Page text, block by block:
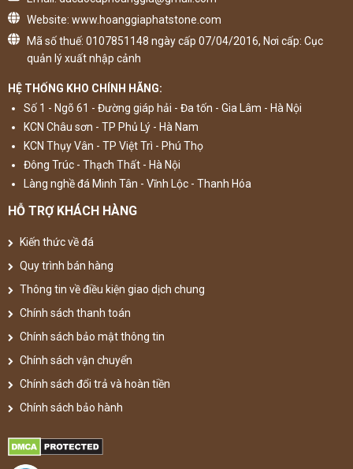
Website: www.hoanggiaphatstone.com
Mã số thuế: 0107851148 ngày cấp 07/04/2016, Nơi cấp: Cục
quản lý xuất nhập cảnh
HỆ THỐNG KHO CHÍNH HÃNG:
Số 1 - Ngõ 61 - Đường giáp hải - Đa tốn - Gia Lâm - Hà Nội
KCN Châu sơn - TP Phủ Lý - Hà Nam
KCN Thụy Vân - TP Việt Trì - Phú Thọ
Đông Trúc - Thạch Thất - Hà Nội
Làng nghề đá Minh Tân - Vĩnh Lộc - Thanh Hóa
HỖ TRỢ KHÁCH HÀNG
Kiến thức về đá
Quy trình bán hàng
Thông tin về điều kiện giao dịch chung
Chính sách thanh toán
Chính sách bảo mật thông tin
Chính sách vận chuyển
Chính sách đổi trả và hoàn tiền
Chính sách bảo hành